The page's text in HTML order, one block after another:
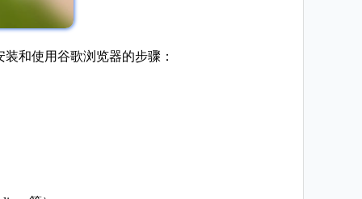
和使用谷歌浏览器的步骤：